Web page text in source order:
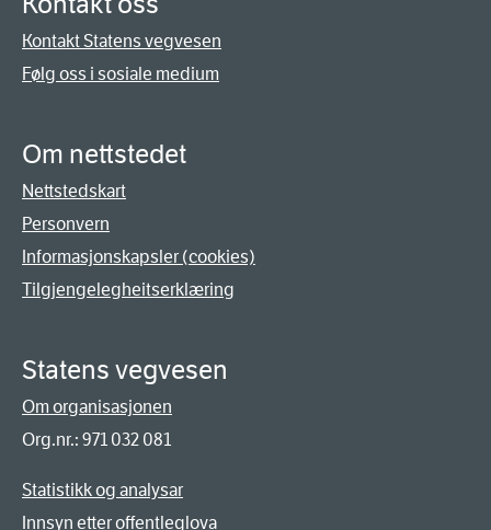
Kontakt Statens vegvesen
Følg oss i sosiale medium
Om nettstedet
Nettstedskart
Personvern
Informasjonskapsler (cookies)
Tilgjengelegheitserklæring
Statens vegvesen
Om organisasjonen
Org.nr.: 971 032 081
Statistikk og analysar
Innsyn etter offentleglova